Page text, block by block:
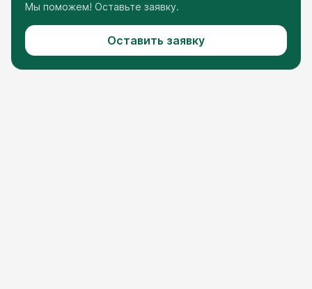
Мы поможем! Оставьте заявку.
Оставить заявку